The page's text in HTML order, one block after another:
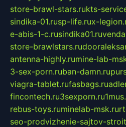
store-brawl-stars.rukts-
sindika-01.rusp-life.rux-
e-abis-1-c.rusindika01.ru
store-brawlstars.ru
antenna-highly.rumine-lab-
3-sex-porn.ruban-damn.ru
viagra-tablet.rufasbags.ru
fincontech.ru3sexporn.ru
rebus-toys.ruminelab-msk.ru
seo-prodvizhenie-sajtov-